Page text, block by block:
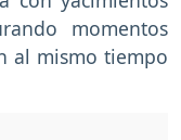
momentos
al mismo tiempo